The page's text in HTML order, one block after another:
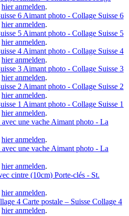
hier anmelden.
Aimant photo - Collage Suisse 6
hier anmelden.
Aimant photo - Collage Suisse 5
hier anmelden.
Aimant photo - Collage Suisse 4
hier anmelden.
Aimant photo - Collage Suisse 3
hier anmelden.
Aimant photo - Collage Suisse 2
hier anmelden.
Aimant photo - Collage Suisse 1
hier anmelden.
Aimant photo - La
hier anmelden.
Aimant photo - La
hier anmelden.
Porte-clés - St.
hier anmelden.
Carte postale – Suisse Collage 4
hier anmelden.